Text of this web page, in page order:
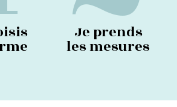
Je prends
les mesures